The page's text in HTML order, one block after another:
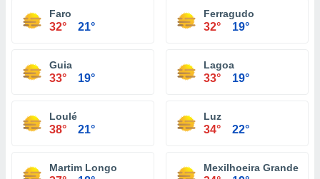
Faro
32° 21°
Ferragudo
32° 19°
Guia
33° 19°
Lagoa
33° 19°
Loulé
38° 21°
Luz
34° 22°
Martim Longo Mexilhoeira Grande